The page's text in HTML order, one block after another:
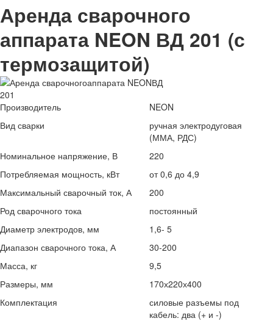
Аренда сварочного
аппарата NEON ВД 201 (с
термозащитой)
Производитель
NEON
Вид сварки
ручная электродуговая
(ММА, РДС)
Номинальное напряжение, В
220
Потребляемая мощность, кВт
от 0,6 до 4,9
Максимальный сварочный ток, А
200
Род сварочного тока
постоянный
Диаметр электродов, мм
1,6- 5
Диапазон сварочного тока, А
30-200
Масса, кг
9,5
Размеры, мм
170х220х400
Комплектация
силовые разъемы под
кабель: два (+ и ­-)